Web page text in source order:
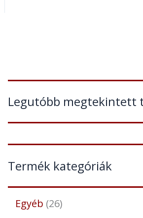
Legutóbb megtekintett
Termék kategóriák
Egyéb 26